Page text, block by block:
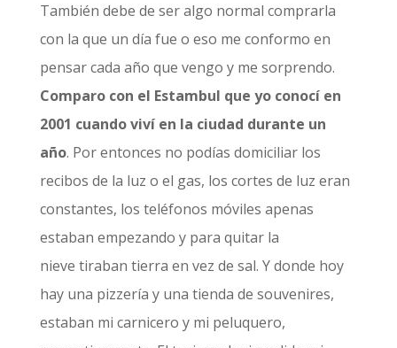
También debe de ser algo normal comprarla
con la que un día fue o eso me conformo en
pensar cada año que vengo y me sorprendo.
Comparo con el Estambul que yo conocí en
2001 cuando viví en la ciudad durante un
año. Por entonces no podías domiciliar los
recibos de la luz o el gas, los cortes de luz eran
constantes, los teléfonos móviles apenas
estaban empezando y para quitar la
nieve tiraban tierra en vez de sal. Y donde hoy
hay una pizzería y una tienda de souvenires,
estaban mi carnicero y mi peluquero,